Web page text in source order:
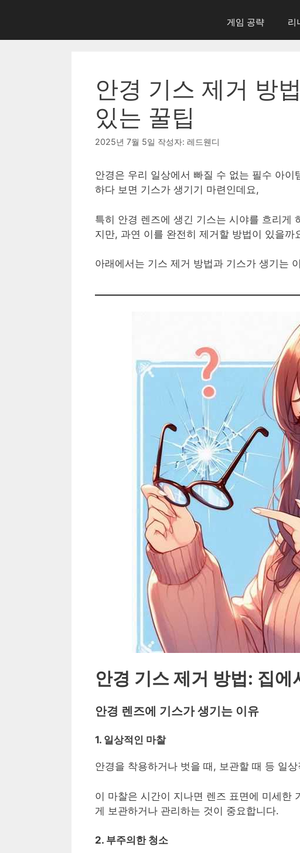
게임 공략 리
안경 기스 제거 방
있는 꿀팁
2025년 7월 5일 작성자: 레드웬디
안경은 우리 일상에서 빠질 수 없는 필수 아
하다 보면 기스가 생기기 마련인데요,
특히 안경 렌즈에 생긴 기스는 시야를 흐리게
지만, 과연 이를 완전히 제거할 방법이 있을까
아래에서는 기스 제거 방법과 기스가 생기는
안경 기스 제거 방법: 집에
안경 렌즈에 기스가 생기는 이유
1. 일상적인 마찰
안경을 착용하거나 벗을 때, 보관할 때 등 일
이 마찰은 시간이 지나면 렌즈 표면에 미세한
게 보관하거나 관리하는 것이 중요합니다.
2. 부주의한 청소